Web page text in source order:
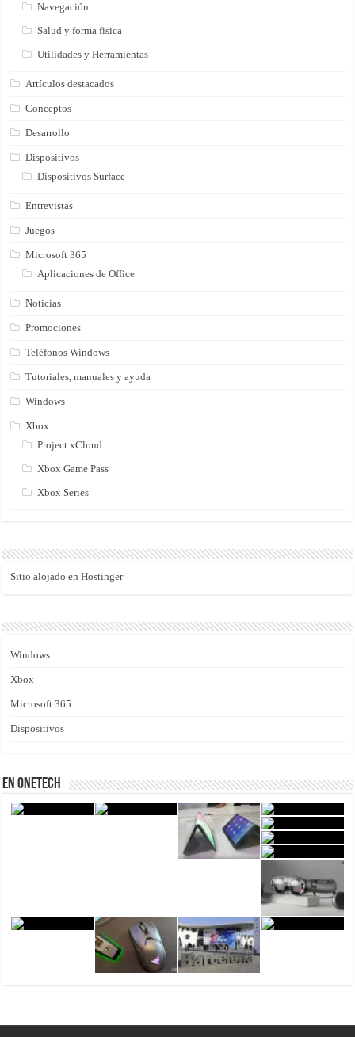
Navegación
Salud y forma fisica
Utilidades y Herramientas
Artículos destacados
Conceptos
Desarrollo
Dispositivos
Dispositivos Surface
Entrevistas
Juegos
Microsoft 365
Aplicaciones de Office
Noticias
Promociones
Teléfonos Windows
Tutoriales, manuales y ayuda
Windows
Xbox
Project xCloud
Xbox Game Pass
Xbox Series
Sitio alojado en Hostinger
Windows
Xbox
Microsoft 365
Dispositivos
En Onetech